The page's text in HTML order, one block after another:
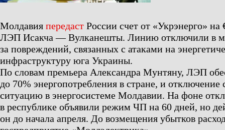
Молдавия передаст России счет от «Укрэнерго» на
ЛЭП Исакча — Вулканешты. Линию отключили в
за повреждений, связанных с атаками на
инфраструктуру юга Украины.
По словам премьера Александра Мунтяну, ЛЭП
до 70% энергопотребления в стране, и отключение
ситуацию в энергосистеме Молдавии. На фоне
в республике объявили режим ЧП на 60 дней, но
он до начала апреля. До возмещения убытков